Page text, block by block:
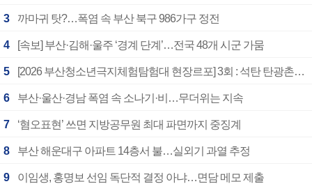
3 까마귀 탓?…폭염 속 부산 북구 986가구 정전
4 [속보] 부산·김해·울주 ‘경계 단계’…전국 48개 시군 가뭄
5 [2026 부산청소년극지체험탐험대 현장르포] 3회 : 석탄 탄광촌에서 북극 연구의 중심지로
6 부산·울산·경남 폭염 속 소나기·비…무더위는 지속
7 ‘혐오표현’ 쓰면 지방공무원 최대 파면까지 중징계
8 부산 해운대구 아파트 14층서 불…실외기 과열 추정
9 이임생, 홍명보 선임 독단적 결정 아냐…면담 메모 제출